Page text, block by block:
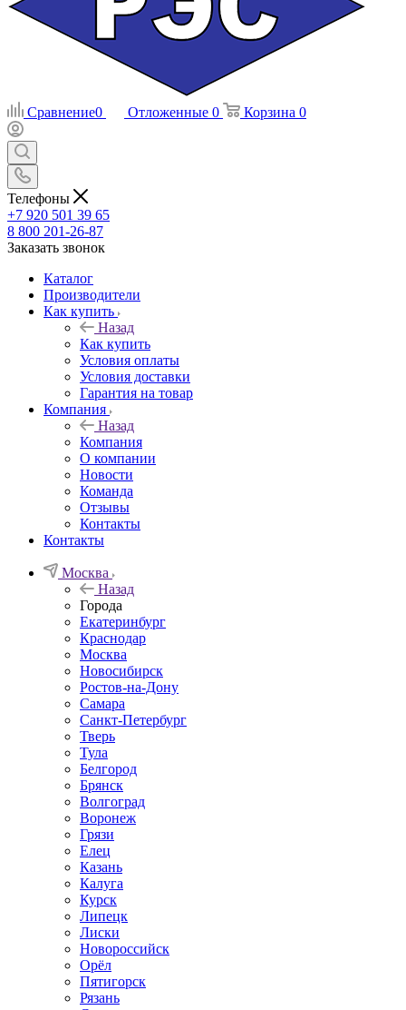
Сравнение0 Отложенные 0 Корзина 0
Телефоны
+7 920 501 39 65
8 800 201-26-87
Заказать звонок
Каталог
Производители
Как купить
Назад
Как купить
Условия оплаты
Условия доставки
Гарантия на товар
Компания
Назад
Компания
О компании
Новости
Команда
Отзывы
Контакты
Контакты
Москва
Назад
Города
Екатеринбург
Краснодар
Москва
Новосибирск
Ростов-на-Дону
Самара
Санкт-Петербург
Тверь
Тула
Белгород
Брянск
Волгоград
Воронеж
Грязи
Елец
Казань
Калуга
Курск
Липецк
Лиски
Новороссийск
Орёл
Пятигорск
Рязань